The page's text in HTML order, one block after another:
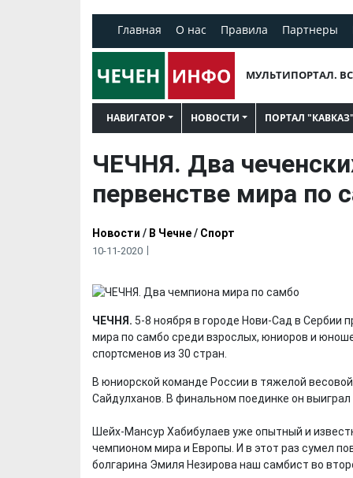
Главная О нас Правила Партнеры
МУЛЬТИПОРТАЛ.
НАВИГАТОР НОВОСТИ ПОРТАЛ "КАВКАЗ"
ЧЕЧНЯ. Два
первенстве мира по
Новости / В Чечне/ Спорт
10-11-2020
ЧЕЧНЯ. 5-8 ноября в городе Нови-Сад в Сербии
мира по самбо среди взрослых, юниоров и
спортсменов из 30 стран.
В юниорской команде России в тяжелой
Сайдулханов. В финальном поединке он
Шейх-Мансур Хабибулаев уже опытный и
чемпионом мира и Европы. И в этот раз сумел
болгарина Эмиля Незирова наш самбист во